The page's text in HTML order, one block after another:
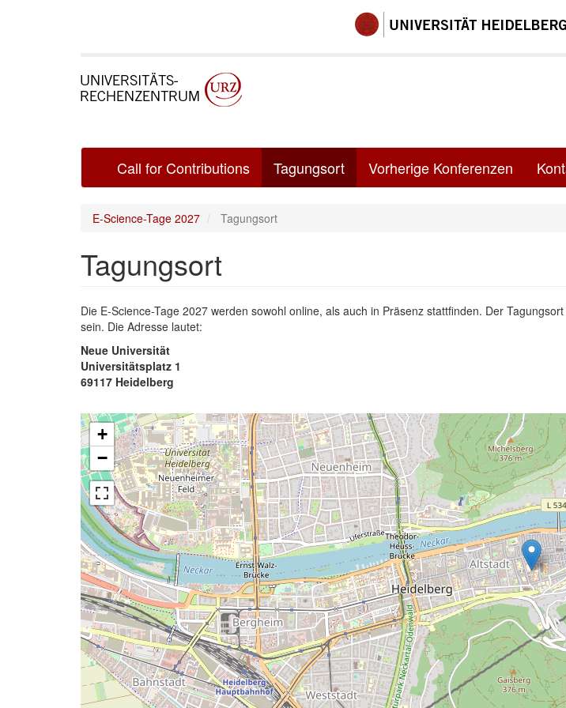
Main
navigation
Call for Contributions Tagungsort Vorherige Konferenzen
E-Science-Tage 2027 Tagungsort
Tagungsort
Die E-Science-Tage 2027 werden sowohl online, als auch in Präsenz stattfinden. Der
sein. Die Adresse lautet:
Neue Universität
Universitätsplatz 1
69117 Heidelberg
+
−